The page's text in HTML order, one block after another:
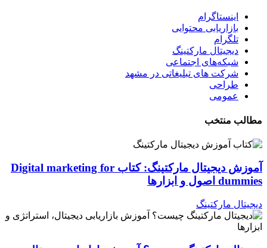
اینستاگرام
بازاریابی محتوایی
تلگرام
دیجیتال مارکتینگ
شبکه‌های اجتماعی
شرکت های تبلیغاتی در مشهد
طراحی
عمومی
مطالب منتخب
آموزش دیجیتال مارکتینگ: کتاب Digital marketing for
dummies اصول و ابزارها
دیجیتال مارکتینگ